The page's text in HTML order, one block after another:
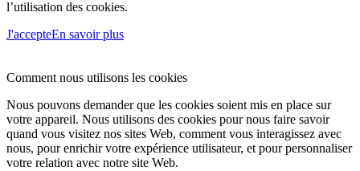
l’utilisation des cookies.
J'accepteEn savoir plus
Comment nous utilisons les cookies
Nous pouvons demander que les cookies soient mis en place sur
votre appareil. Nous utilisons des cookies pour nous faire savoir
quand vous visitez nos sites Web, comment vous interagissez avec
nous, pour enrichir votre expérience utilisateur, et pour personnaliser
votre relation avec notre site Web.